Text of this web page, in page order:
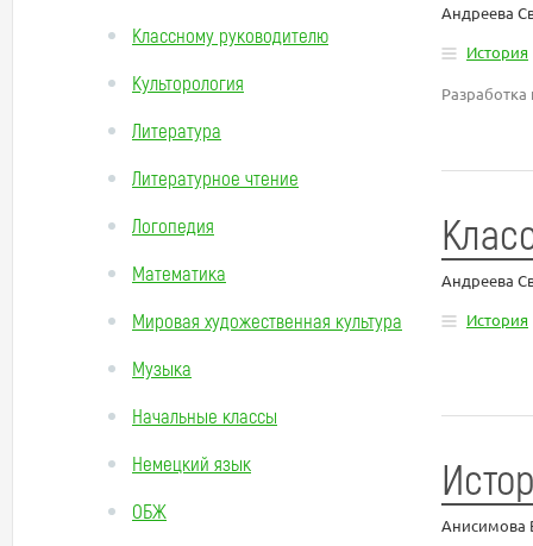
Классному руководителю
Культорология
Литература
Литературное чтение
Логопедия
Математика
Мировая художественная культура
Музыка
Начальные классы
Немецкий язык
ОБЖ
Андреева
История
Андреева
История
Анисимова